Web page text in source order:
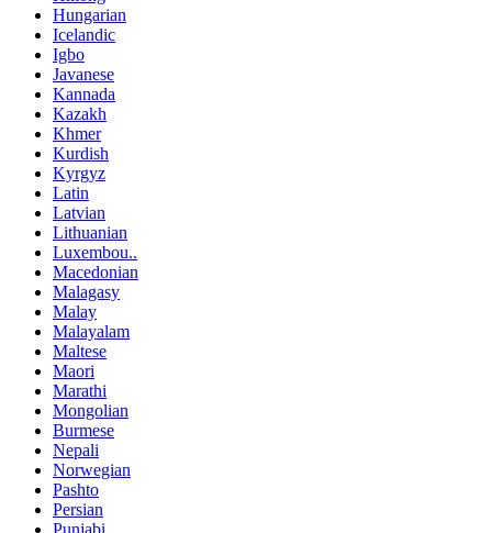
Hungarian
Icelandic
Igbo
Javanese
Kannada
Kazakh
Khmer
Kurdish
Kyrgyz
Latin
Latvian
Lithuanian
Luxembou..
Macedonian
Malagasy
Malay
Malayalam
Maltese
Maori
Marathi
Mongolian
Burmese
Nepali
Norwegian
Pashto
Persian
Punjabi